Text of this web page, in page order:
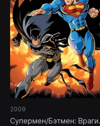
2009
Супермен/Бэтмен: Враги